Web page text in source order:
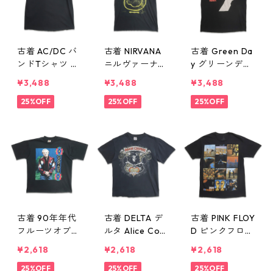
古着 AC/DC バ
ンドTシャツ バ
シャツ ブラッ
ク 表記：XL g
¥3,488
25%OFF
古着 NIRVANA
ニルヴァーナ
プリントTシャ
ツ スマイル ブ
w60806
¥3,488
25%OFF
古着 Green Da
y グリーンデイ
バンT プリント
Tシャツ ブラッ
806
¥3,488
25%OFF
古着 90年年代
フルーツオブザ
リー・ミュージ
¥2,618
25%OFF
古着 DELTA デ
ルタ Alice Coo
ーパー バンドT
¥2,618
25%OFF
古着 PINK FLOY
D ピンクフロイ
ツ プリントTシ
¥2,618
25%OFF